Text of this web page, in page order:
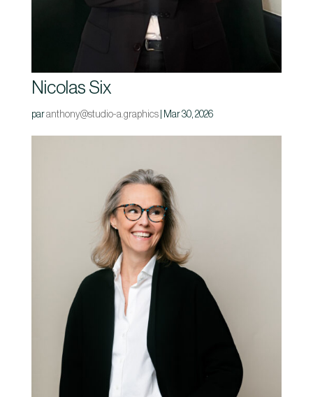
Nicolas Six
paranthony@studio-a.graphics| Mar 30, 2026